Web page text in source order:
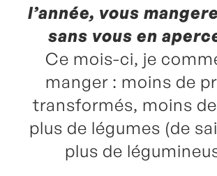
l’année, vous
sans vous en
Ce mois-ci, je
manger : moins de
transformés, moins
plus de légumes (de
plus de